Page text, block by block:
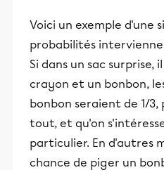
Voici un exemple d'une
probabilités
Si dans un sac surprise,
crayon et un bonbon,
bonbon seraient de 1/3,
tout, et qu'on
particulier. En d'autres
chance de piger un